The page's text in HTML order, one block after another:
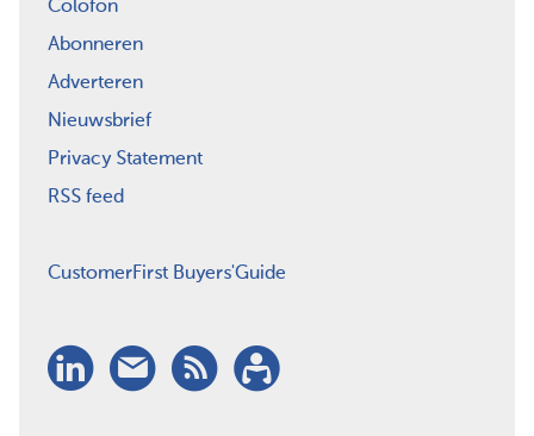
Colofon
Abonneren
Adverteren
Nieuwsbrief
Privacy Statement
RSS feed
CustomerFirst Buyers'Guide
LinkedIn
Nieuwsbrief
RSSAbonneren